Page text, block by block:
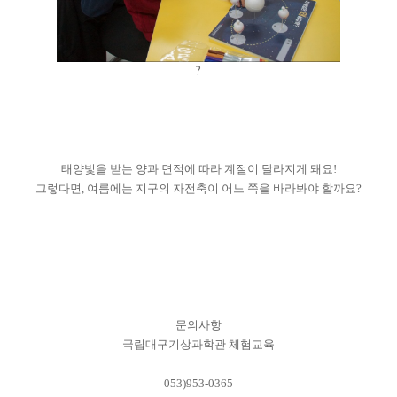
?
태양빛을 받는 양과 면적에 따라 계절이 달라지게 돼요!
그렇다면, 여름에는 지구의 자전축이 어느 쪽을 바라봐야 할까요?
문의사항
국립대구기상과학관 체험교육
053)953-0365